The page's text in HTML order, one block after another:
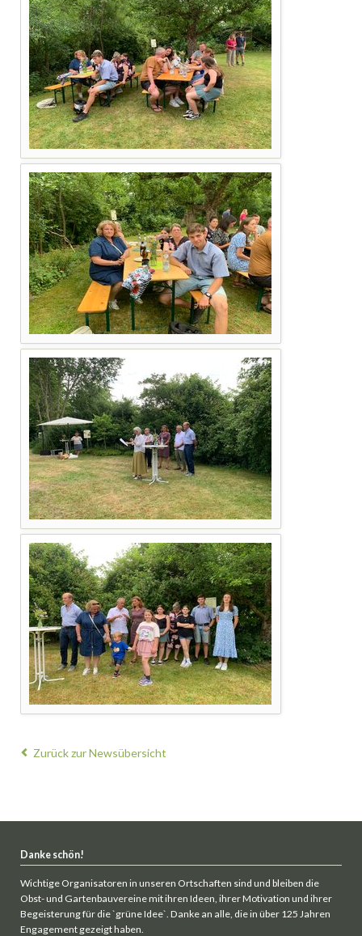
Zurück zur Newsübersicht
Danke schön!
Wichtige Organisatoren in unseren Ortschaften sind und bleiben die
Obst- und Gartenbauvereine mit ihren Ideen, ihrer Motivation und ihrer
Begeisterung für die `grüne Idee`. Danke an alle, die in über 125 Jahren
Engagement gezeigt haben.